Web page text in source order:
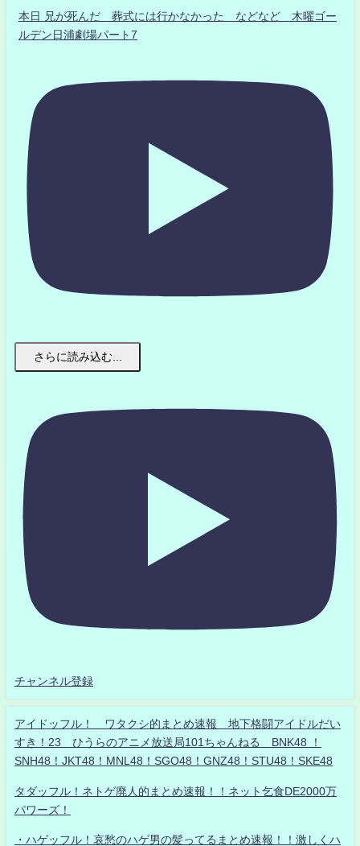
本日 兄が死んだ 葬式には行かなかった などなど 木曜ゴー
ルデン日浦劇場パート7
さらに読み込む...
チャンネル登録
アイドッフル！ ワタクシ的まとめ速報 地下格闘アイドルだい
すき！23 ひうらのアニメ放送局101ちゃんねる BNK48 ！
SNH48！JKT48！MNL48！SGO48！GNZ48！STU48！SKE48
タダッフル！ネトゲ廃人的まとめ速報！！ネット乞食DE2000万
パワーズ！
・ハゲッフル！哀愁のハゲ男の髪ってるまとめ速報！！激しくハ